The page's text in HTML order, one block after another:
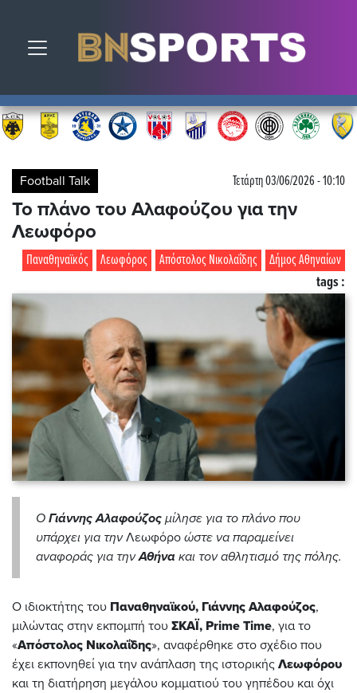
Toggle navigation
Football Talk Τετάρτη 03/06/2026 - 10:10
Το πλάνο του Αλαφούζου για την
Λεωφόρο
Δήμος Αθηναίων
Απόστολος Νικολαΐδης
Λεωφόρος
Παναθηναϊκός
tags :
Ο Γιάννης Αλαφούζος μίλησε για το πλάνο που
υπάρχει για τηνΛεωφόρο ώστε να παραμείνει
αναφοράς για τηνΑθήνα και τον αθλητισμό της πόλης.
Ο ιδιοκτήτης του Παναθηναϊκού, Γιάννης Αλαφούζος,
μιλώντας στην εκπομπή του ΣΚΑΪ, Prime Time, για το
«Απόστολος Νικολαΐδης», αναφέρθηκε στο σχέδιο που
έχει εκπονηθεί για την ανάπλαση της ιστορικής Λεωφόρου
και τη διατήρηση μεγάλου κομματιού του γηπέδου και όχι